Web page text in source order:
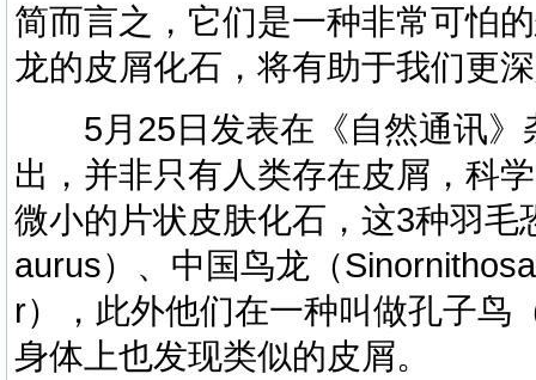
简而言之，它们是一种非常可怕
龙的皮屑化石，将有助于我们更
5月25日发表在《自然通讯》
出，并非只有人类存在皮屑，科
微小的片状皮肤化石，这3种羽
aurus）、中国鸟龙（
r），此外他们在一种叫做孔子鸟
身体上也发现类似的皮屑。